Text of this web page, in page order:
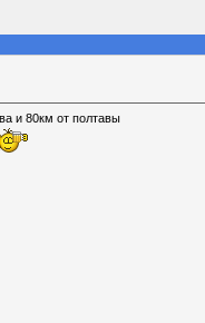
и 80км от полтавы